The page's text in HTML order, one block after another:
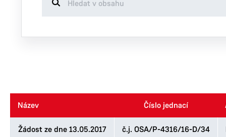
Název Číslo jednací
Žádost ze dne 13.05.2017 č.j. OSA/P-4316/16-D/34
Název Číslo jednací